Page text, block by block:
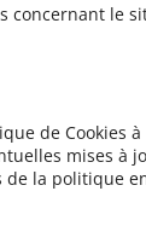
le
de Cookies
mises à
la politique